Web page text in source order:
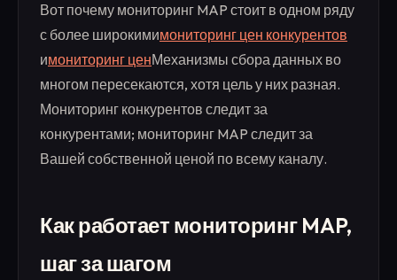
Вот почему мониторинг MAP стоит в одном ряду
с более широкимимониторинг цен конкурентов
имониторинг ценМеханизмы сбора данных во
многом пересекаются, хотя цель у них разная.
Мониторинг конкурентов следит за
конкурентами; мониторинг MAP следит за
Вашей собственной ценой по всему каналу.
Как работает мониторинг MAP,
шаг за шагом